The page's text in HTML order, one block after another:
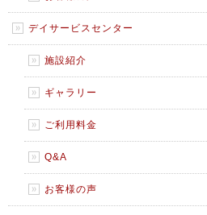
デイサービスセンター
施設紹介
ギャラリー
ご利用料金
Q&A
お客様の声